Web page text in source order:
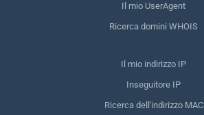
Il mio UserAgent
Ricerca domini WHOIS
Il mio indirizzo IP
Inseguitore IP
Ricerca dell'indirizzo MAC